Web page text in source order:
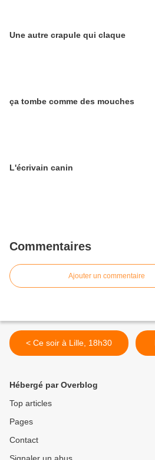
Une autre crapule qui claque
ça tombe comme des mouches
L'écrivain canin
Commentaires
Ajouter un commentaire
< Ce soir à Lille, 18h30
Hébergé par Overblog
Top articles
Pages
Contact